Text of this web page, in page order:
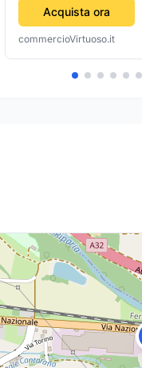
Acquista ora
commercioVirtuoso.it